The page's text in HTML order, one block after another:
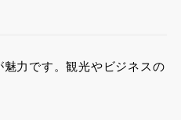
力です。観光やビジネスの